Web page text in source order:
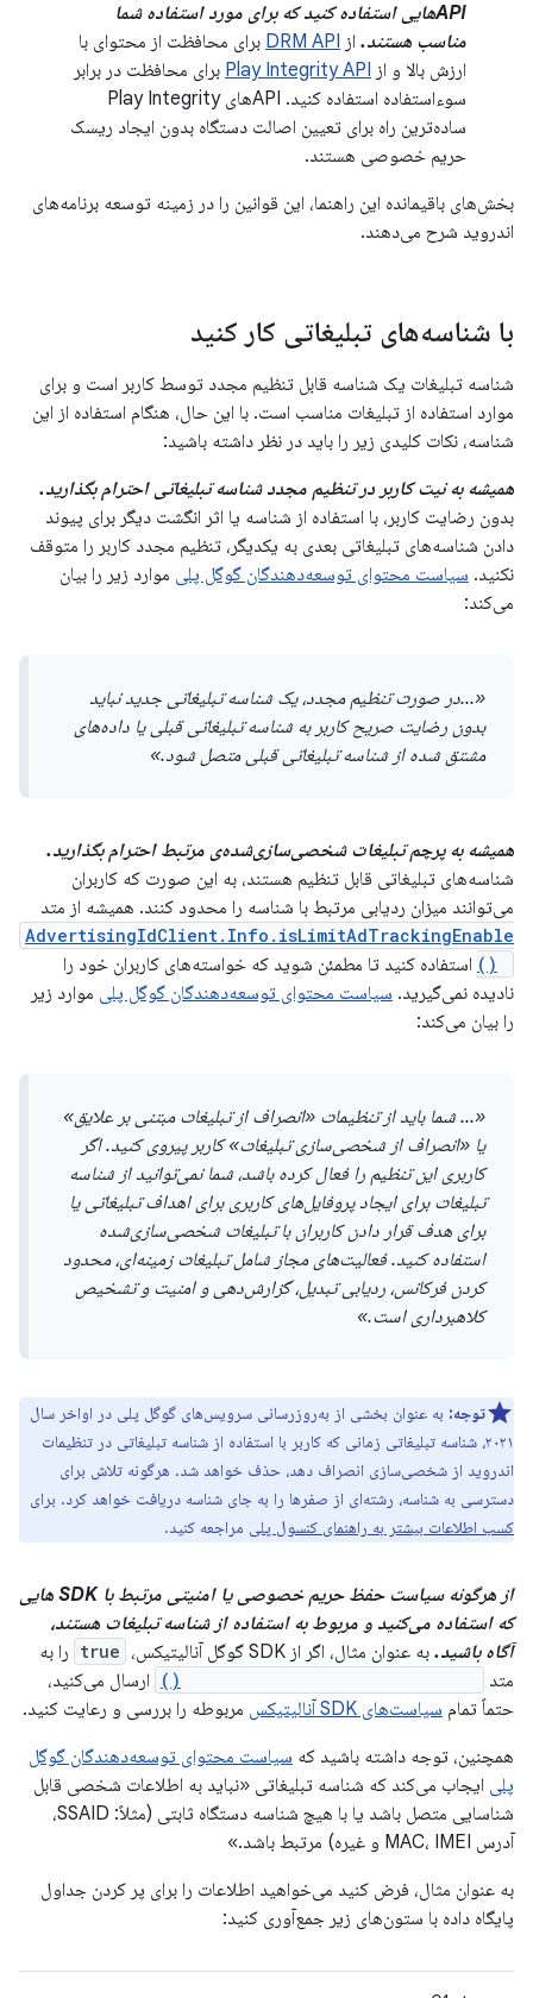
APIهایی استفاده کنید که برای مورد استفاده شما
مناسب هستند. از DRM API برای محافظت از محتوای با
ارزش بالا و از Play Integrity API برای محافظت در برابر
سوءاستفاده استفاده کنید. APIهای Play Integrity
ساده‌ترین راه برای تعیین اصالت دستگاه بدون ایجاد ریسک
حریم خصوصی هستند.
بخش‌های باقیمانده این راهنما، این قوانین را در زمینه توسعه برنامه‌های
اندروید شرح می‌دهند.
با شناسه‌های تبلیغاتی کار کنید
شناسه تبلیغات یک شناسه قابل تنظیم مجدد توسط کاربر است و برای
موارد استفاده از تبلیغات مناسب است. با این حال، هنگام استفاده از این
شناسه، نکات کلیدی زیر را باید در نظر داشته باشید:
همیشه به نیت کاربر در تنظیم مجدد شناسه تبلیغاتی احترام بگذارید.
بدون رضایت کاربر، با استفاده از شناسه یا اثر انگشت دیگر برای پیوند
دادن شناسه‌های تبلیغاتی بعدی به یکدیگر، تنظیم مجدد کاربر را متوقف
نکنید. سیاست محتوای توسعه‌دهندگان گوگل پلی موارد زیر را بیان
می‌کند:
«...در صورت تنظیم مجدد، یک شناسه تبلیغاتی جدید نباید
بدون رضایت صریح کاربر به شناسه تبلیغاتی قبلی یا داده‌های
مشتق شده از شناسه تبلیغاتی قبلی متصل شود.»
همیشه به پرچم تبلیغات شخصی‌سازی‌شده‌ی مرتبط احترام بگذارید.
شناسه‌های تبلیغاتی قابل تنظیم هستند، به این صورت که کاربران
می‌توانند میزان ردیابی مرتبط با شناسه را محدود کنند. همیشه از متد
AdvertisingIdClient.Info.isLimitAdTrackingEnable
استفاده کنید تا مطمئن شوید که خواسته‌های کاربران خود را
نادیده نمی‌گیرید. سیاست محتوای توسعه‌دهندگان گوگل پلی موارد زیر
را بیان می‌کند:
«... شما باید از تنظیمات «انصراف از تبلیغات مبتنی بر علایق»
یا «انصراف از شخصی‌سازی تبلیغات» کاربر پیروی کنید. اگر
کاربری این تنظیم را فعال کرده باشد، شما نمی‌توانید از شناسه
تبلیغات برای ایجاد پروفایل‌های کاربری برای اهداف تبلیغاتی یا
برای هدف قرار دادن کاربران با تبلیغات شخصی‌سازی‌شده
استفاده کنید. فعالیت‌های مجاز شامل تبلیغات زمینه‌ای، محدود
کردن فرکانس، ردیابی تبدیل، گزارش‌دهی و امنیت و تشخیص
کلاهبرداری است.»
توجه: به عنوان بخشی از به‌روزرسانی سرویس‌های گوگل پلی در اواخر سال
۲۰۲۱، شناسه تبلیغاتی زمانی که کاربر با استفاده از شناسه تبلیغاتی در تنظیمات
اندروید از شخصی‌سازی انصراف دهد، حذف خواهد شد. هرگونه تلاش برای
دسترسی به شناسه، رشته‌ای از صفرها را به جای شناسه دریافت خواهد کرد. برای
کسب اطلاعات بیشتر به راهنمای کنسول پلی مراجعه کنید.
از هرگونه سیاست حفظ حریم خصوصی یا امنیتی مرتبط با SDK هایی
که استفاده می‌کنید و مربوط به استفاده از شناسه تبلیغات هستند،
آگاه باشید. به عنوان مثال، اگر از SDK گوگل آنالیتیکس، true را به
متد
ارسال می‌کنید،
حتماً تمام سیاست‌های SDK آنالیتیکس
مربوطه را بررسی و رعایت کنید.
همچنین، توجه داشته باشید که سیاست محتوای توسعه‌دهندگان گوگل
پلی ایجاب می‌کند که شناسه تبلیغاتی «نباید به اطلاعات شخصی قابل
شناسایی متصل باشد یا با هیچ شناسه دستگاه ثابتی (مثلاً: SSAID،
آدرس MAC، IMEI و غیره) مرتبط باشد.»
به عنوان مثال، فرض کنید می‌خواهید اطلاعات را برای پر کردن جداول
پایگاه داده با ستون‌های زیر جمع‌آوری کنید: